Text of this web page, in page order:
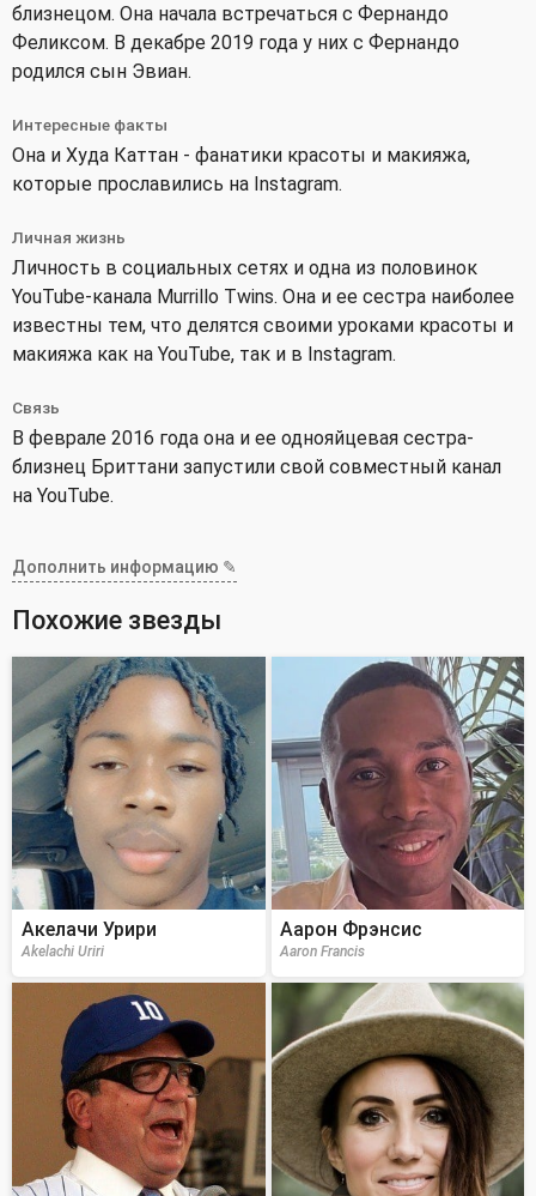
близнецом. Она начала встречаться с Фернандо
Феликсом. В декабре 2019 года у них с Фернандо
родился сын Эвиан.
Интересные факты
Она и Худа Каттан - фанатики красоты и макияжа,
которые прославились на Instagram.
Личная жизнь
Личность в социальных сетях и одна из половинок
YouTube-канала Murrillo Twins. Она и ее сестра наиболее
известны тем, что делятся своими уроками красоты и
макияжа как на YouTube, так и в Instagram.
Связь
В феврале 2016 года она и ее однояйцевая сестра-
близнец Бриттани запустили свой совместный канал
на YouTube.
Дополнить информацию ✎
Похожие звезды
Акелачи Урири
Akelachi Uriri
Аарон Фрэнсис
Aaron Francis